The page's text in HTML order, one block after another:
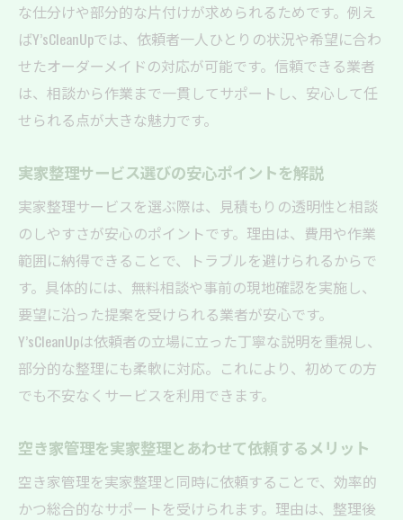
空き家整理で大切な事前確認ポイント
実家整理の流れと空き家管理の連携方法
遺品整理も含めた実家整理のコツを紹介
実家整理サービスで負担を減らすポイント
実家整理サービス利用時の便利なサポート
家財整理と空き家管理の負担を最小限に
実家整理を効率化するサービス活用術
空き家整理でトラブルを避けるポイント
空き家整理なら丁寧な対応に注目を
実家整理サービスの丁寧な対応が生む安心
空き家整理で信頼できる対応を選ぶ理由
要性
依頼者目線の丁寧な実家整理サービスとは
遺品整理や家財整理のプロに相談する利点
な仕分けや部分的な片付けが求められるためです。例え
ばY’sCleanUpでは、依頼者一人ひとりの状況や希望に合わ
せたオーダーメイドの対応が可能です。信頼できる業者
は、相談から作業まで一貫してサポートし、安心して任
せられる点が大きな魅力です。
実家整理サービス選びの安心ポイントを解説
実家整理サービスを選ぶ際は、見積もりの透明性と相談
のしやすさが安心のポイントです。理由は、費用や作業
範囲に納得できることで、トラブルを避けられるからで
す。具体的には、無料相談や事前の現地確認を実施し、
要望に沿った提案を受けられる業者が安心です。
Y’sCleanUpは依頼者の立場に立った丁寧な説明を重視し、
部分的な整理にも柔軟に対応。これにより、初めての方
でも不安なくサービスを利用できます。
空き家管理を実家整理とあわせて依頼するメリット
空き家管理を実家整理と同時に依頼することで、効率的
かつ総合的なサポートを受けられます。理由は、整理後